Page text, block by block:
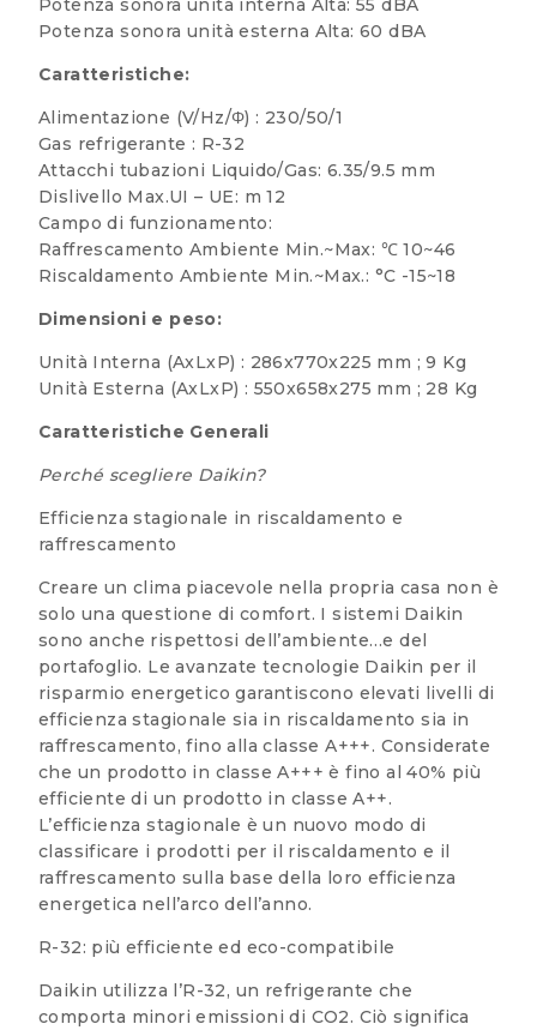
Potenza sonora unità interna Alta: 55 dBA
Potenza sonora unità esterna Alta: 60 dBA
Caratteristiche:
Alimentazione (V/Hz/Φ) : 230/50/1
Gas refrigerante : R-32
Attacchi tubazioni Liquido/Gas: 6.35/9.5 mm
Dislivello Max.UI – UE: m 12
Campo di funzionamento:
Raffrescamento Ambiente Min.~Max: ℃ 10~46
Riscaldamento Ambiente Min.~Max.: °C -15~18
Dimensioni e peso:
Unità Interna (AxLxP) : 286x770x225 mm ; 9 Kg
Unità Esterna (AxLxP) : 550x658x275 mm ; 28 Kg
Caratteristiche Generali
Perché scegliere Daikin?
Efficienza stagionale in riscaldamento e
raffrescamento
Creare un clima piacevole nella propria casa non è
solo una questione di comfort. I sistemi Daikin
sono anche rispettosi dell’ambiente…e del
portafoglio. Le avanzate tecnologie Daikin per il
risparmio energetico garantiscono elevati livelli di
efficienza stagionale sia in riscaldamento sia in
raffrescamento, fino alla classe A+++. Considerate
che un prodotto in classe A+++ è fino al 40% più
efficiente di un prodotto in classe A++.
L’efficienza stagionale è un nuovo modo di
classificare i prodotti per il riscaldamento e il
raffrescamento sulla base della loro efficienza
energetica nell’arco dell’anno.
R-32: più efficiente ed eco-compatibile
Daikin utilizza l’R-32, un refrigerante che
comporta minori emissioni di CO2. Ciò significa